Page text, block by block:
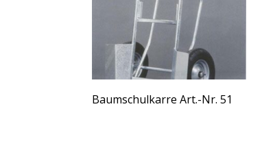
Baumschulkarre Art.-Nr. 51